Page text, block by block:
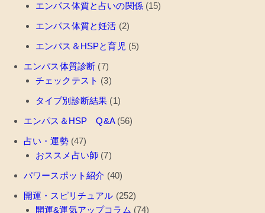
エンパス体質と占いの関係(15)
エンパス体質と妊活 (2)
エンパス＆HSPと育児 (5)
エンパス体質診断 (7)
チェックテスト (3)
タイプ別診断結果 (1)
エンパス＆HSP Q&A(56)
占い・運勢(47)
おススメ占い師 (7)
パワースポット紹介 (40)
開運・スピリチュアル (252)
開運&運気アップコラム (74)